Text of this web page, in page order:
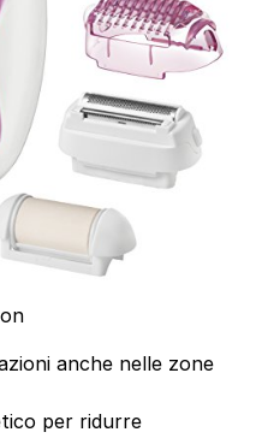
anche nelle zone
per ridurre